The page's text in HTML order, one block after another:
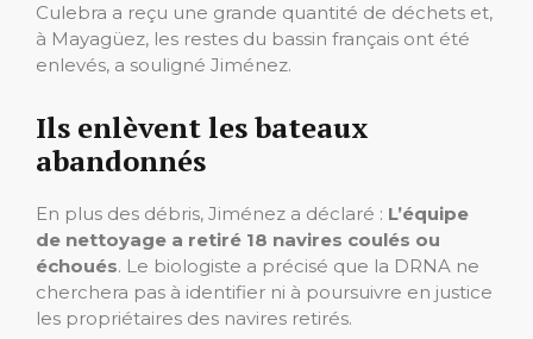
Culebra a reçu une grande quantité de déchets et,
à Mayagüez, les restes du bassin français ont été
enlevés, a souligné Jiménez.
Ils enlèvent les bateaux
abandonnés
En plus des débris, Jiménez a déclaré : L’équipe
de nettoyage a retiré 18 navires coulés ou
échoués. Le biologiste a précisé que la DRNA ne
cherchera pas à identifier ni à poursuivre en justice
les propriétaires des navires retirés.